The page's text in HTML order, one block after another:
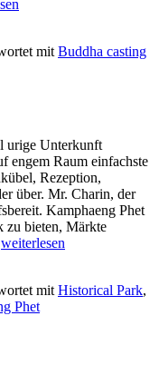
mitBuddha casting
urige Unterkunft
engem Raum einfachste
Rezeption,
über. Mr. Charin, der
Kamphaeng Phet
zu bieten, Märkte
Kamphaeng
weiterlesen
mit Historical Park,
Phet